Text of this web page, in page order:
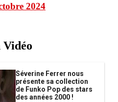
2024
Vidéo
Séverine Ferrer nous
présente sa collection
de Funko Pop des stars
des années 2000 !